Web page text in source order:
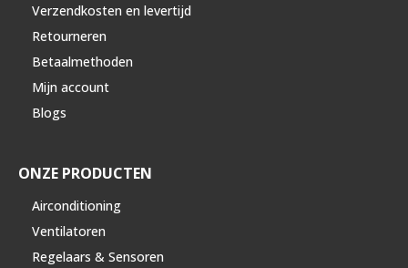
Verzendkosten en levertijd
Retourneren
Betaalmethoden
Mijn account
Blogs
ONZE PRODUCTEN
Airconditioning
Ventilatoren
Regelaars & Sensoren